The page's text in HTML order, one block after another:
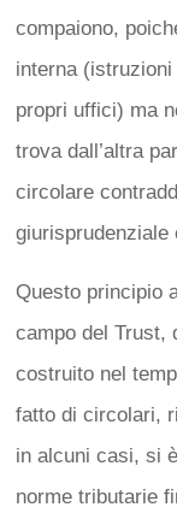
compaiono,
interna
propri uffici) ma
trova dall’altra
circolare
giurisprudenziale
Questo principio
campo del Trust,
costruito nel
fatto di circolari,
in alcuni casi, si
norme tributarie